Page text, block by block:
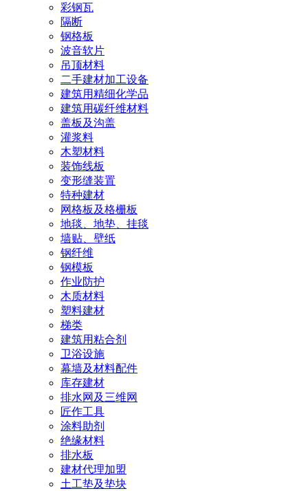
彩钢瓦
隔断
钢格板
波音软片
吊顶材料
二手建材加工设备
建筑用精细化学品
建筑用碳纤维材料
盖板及沟盖
灌浆料
木塑材料
装饰线板
变形缝装置
特种建材
网格板及格栅板
地毯、地垫、挂毯
墙贴、壁纸
钢纤维
钢模板
作业防护
木质材料
塑料建材
梯类
建筑用粘合剂
卫浴设施
幕墙及材料配件
库存建材
排水网及三维网
匠作工具
涂料助剂
绝缘材料
排水板
建材代理加盟
土工垫及垫块